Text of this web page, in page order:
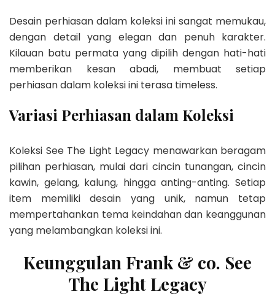
Desain perhiasan dalam koleksi ini sangat memukau,
dengan detail yang elegan dan penuh karakter.
Kilauan batu permata yang dipilih dengan hati-hati
memberikan kesan abadi, membuat setiap
perhiasan dalam koleksi ini terasa timeless.
Variasi Perhiasan dalam Koleksi
Koleksi See The Light Legacy menawarkan beragam
pilihan perhiasan, mulai dari cincin tunangan, cincin
kawin, gelang, kalung, hingga anting-anting. Setiap
item memiliki desain yang unik, namun tetap
mempertahankan tema keindahan dan keanggunan
yang melambangkan koleksi ini.
Keunggulan Frank & co. See
The Light Legacy